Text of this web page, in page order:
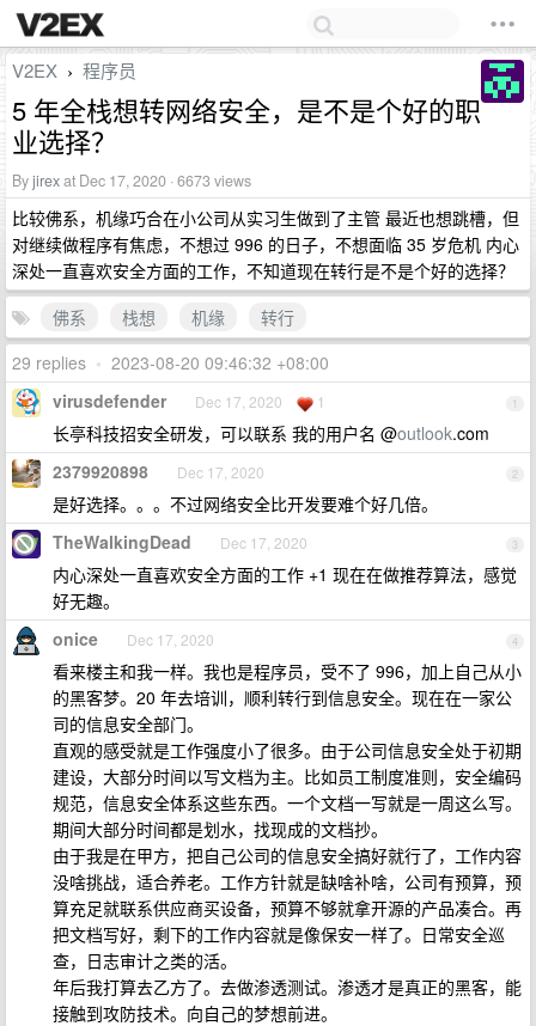
V2EX › 程序员
5 年全栈想转网络安全，是不是个好的职
业选择？
Byjirexat Dec 17, 2020 · 6673 views
比较佛系，机缘巧合在小公司从实习生做到了主管 最近也想跳槽，但
对继续做程序有焦虑，不想过 996 的日子，不想面临 35 岁危机 内心
深处一直喜欢安全方面的工作，不知道现在转行是不是个好的选择？
佛系
栈想 机缘
转行
29 replies • 2023-08-20 09:46:32 +08:00
1
virusdefender Dec 17, 2020 1
长亭科技招安全研发，可以联系 我的用户名 @outlook.com
2
2379920898 Dec 17, 2020
是好选择。。。不过网络安全比开发要难个好几倍。
3
TheWalkingDead Dec 17, 2020
内心深处一直喜欢安全方面的工作 +1 现在在做推荐算法，感觉
好无趣。
4
onice Dec 17, 2020
看来楼主和我一样。我也是程序员，受不了 996，加上自己从小
的黑客梦。20 年去培训，顺利转行到信息安全。现在在一家公
司的信息安全部门。
直观的感受就是工作强度小了很多。由于公司信息安全处于初期
建设，大部分时间以写文档为主。比如员工制度准则，安全编码
规范，信息安全体系这些东西。一个文档一写就是一周这么写。
期间大部分时间都是划水，找现成的文档抄。
由于我是在甲方，把自己公司的信息安全搞好就行了，工作内容
没啥挑战，适合养老。工作方针就是缺啥补啥，公司有预算，预
算充足就联系供应商买设备，预算不够就拿开源的产品凑合。再
把文档写好，剩下的工作内容就是像保安一样了。日常安全巡
查，日志审计之类的活。
年后我打算去乙方了。去做渗透测试。渗透才是真正的黑客，能
接触到攻防技术。向自己的梦想前进。